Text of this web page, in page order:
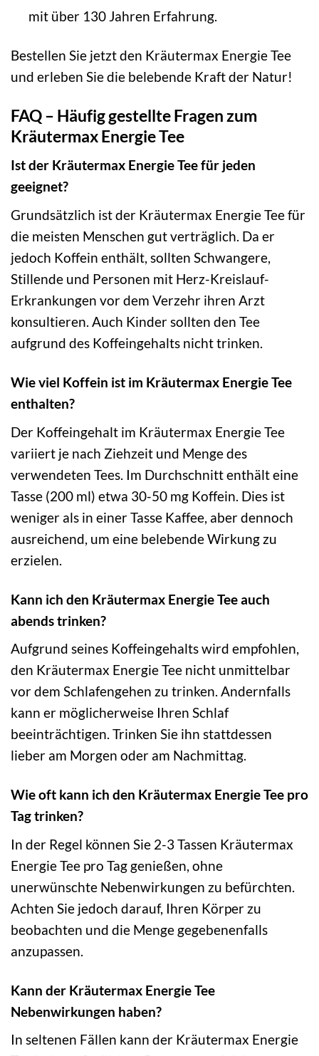
mit über 130 Jahren Erfahrung.
Bestellen Sie jetzt den Kräutermax Energie Tee
und erleben Sie die belebende Kraft der Natur!
FAQ – Häufig gestellte Fragen zum
Kräutermax Energie Tee
Ist der Kräutermax Energie Tee für jeden
geeignet?
Grundsätzlich ist der Kräutermax Energie Tee für
die meisten Menschen gut verträglich. Da er
jedoch Koffein enthält, sollten Schwangere,
Stillende und Personen mit Herz-Kreislauf-
Erkrankungen vor dem Verzehr ihren Arzt
konsultieren. Auch Kinder sollten den Tee
aufgrund des Koffeingehalts nicht trinken.
Wie viel Koffein ist im Kräutermax Energie Tee
enthalten?
Der Koffeingehalt im Kräutermax Energie Tee
variiert je nach Ziehzeit und Menge des
verwendeten Tees. Im Durchschnitt enthält eine
Tasse (200 ml) etwa 30-50 mg Koffein. Dies ist
weniger als in einer Tasse Kaffee, aber dennoch
ausreichend, um eine belebende Wirkung zu
erzielen.
Kann ich den Kräutermax Energie Tee auch
abends trinken?
Aufgrund seines Koffeingehalts wird empfohlen,
den Kräutermax Energie Tee nicht unmittelbar
vor dem Schlafengehen zu trinken. Andernfalls
kann er möglicherweise Ihren Schlaf
beeinträchtigen. Trinken Sie ihn stattdessen
lieber am Morgen oder am Nachmittag.
Wie oft kann ich den Kräutermax Energie Tee pro
Tag trinken?
In der Regel können Sie 2-3 Tassen Kräutermax
Energie Tee pro Tag genießen, ohne
unerwünschte Nebenwirkungen zu befürchten.
Achten Sie jedoch darauf, Ihren Körper zu
beobachten und die Menge gegebenenfalls
anzupassen.
Kann der Kräutermax Energie Tee
Nebenwirkungen haben?
In seltenen Fällen kann der Kräutermax Energie